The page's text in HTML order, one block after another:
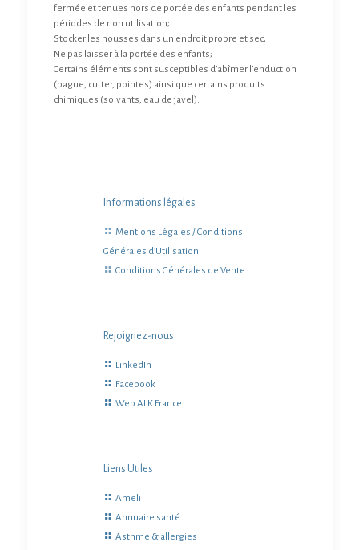
fermée et tenues hors de portée des enfants pendant les
périodes de non utilisation;
Stocker les housses dans un endroit propre et sec;
Ne pas laisser à la portée des enfants;
Certains éléments sont susceptibles d’abîmer l’enduction
(bague, cutter, pointes) ainsi que certains produits
chimiques (solvants, eau de javel).
Informations légales
Mentions Légales / Conditions
Générales d’Utilisation
Conditions Générales de Vente
Rejoignez-nous
LinkedIn
Facebook
Web ALK France
Liens Utiles
Ameli
Annuaire santé
Asthme & allergies